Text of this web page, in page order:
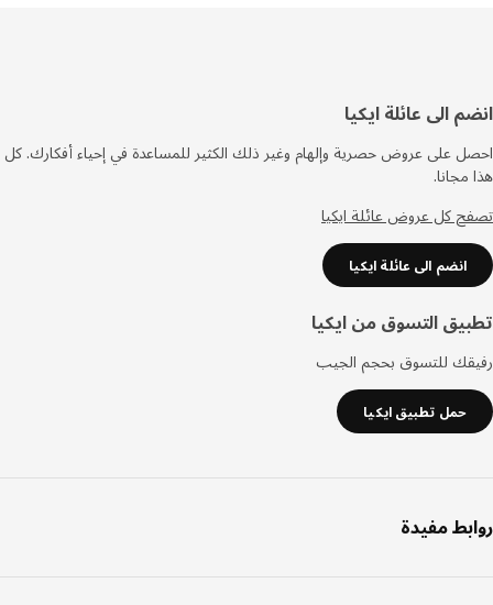
الى عائلة ايكيا
على عروض حصرية وإلهام وغير ذلك الكثير للمساعدة في إحياء أفكارك. كل
كل عروض عائلة ايكيا
انضم الى عائلة ايكيا
التسوق من ايكيا
للتسوق بحجم الجيب
حمل تطبيق ايكيا
مفيدة